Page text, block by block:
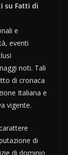
su Fatti di
e
eventi
noti. Tali
di cronaca
Italiana e
vigente.
di
di dominio